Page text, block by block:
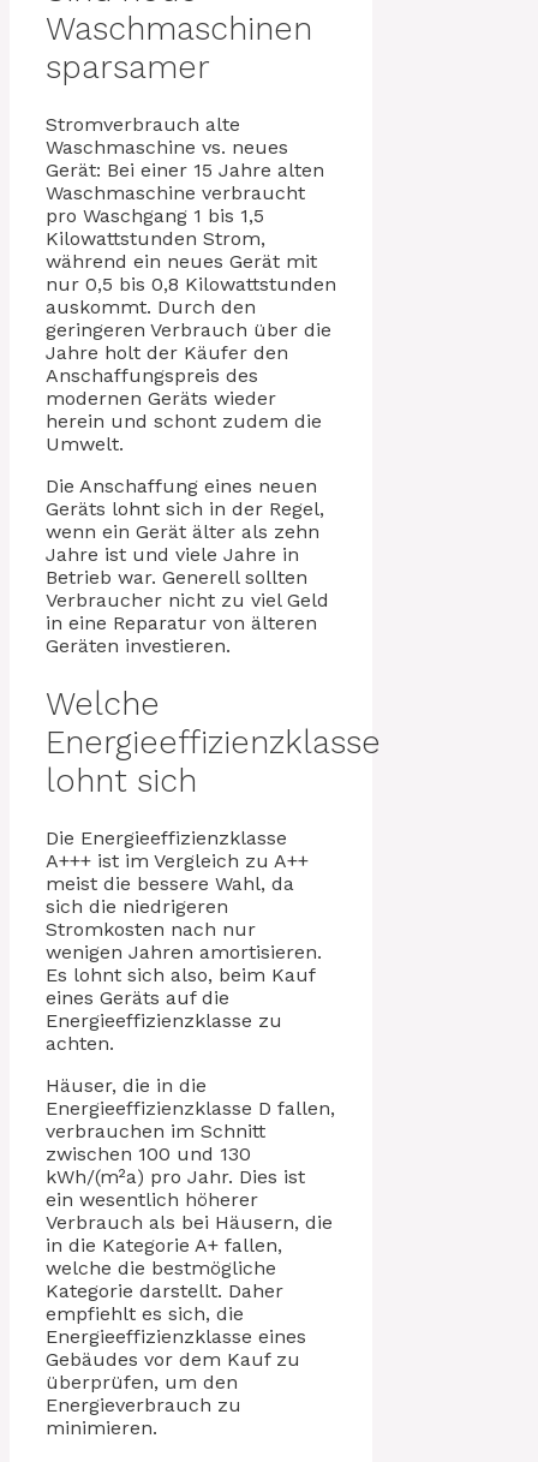
Waschmaschinen
sparsamer
Stromverbrauch alte
Waschmaschine vs. neues
Gerät: Bei einer 15 Jahre alten
Waschmaschine verbraucht
pro Waschgang 1 bis 1,5
Kilowattstunden Strom,
während ein neues Gerät mit
nur 0,5 bis 0,8 Kilowattstunden
auskommt. Durch den
geringeren Verbrauch über die
Jahre holt der Käufer den
Anschaffungspreis des
modernen Geräts wieder
herein und schont zudem die
Umwelt.
Die Anschaffung eines neuen
Geräts lohnt sich in der Regel,
wenn ein Gerät älter als zehn
Jahre ist und viele Jahre in
Betrieb war. Generell sollten
Verbraucher nicht zu viel Geld
in eine Reparatur von älteren
Geräten investieren.
Welche
Energieeffizienzklasse
lohnt sich
Die Energieeffizienzklasse
A+++ ist im Vergleich zu A++
meist die bessere Wahl, da
sich die niedrigeren
Stromkosten nach nur
wenigen Jahren amortisieren.
Es lohnt sich also, beim Kauf
eines Geräts auf die
Energieeffizienzklasse zu
achten.
Häuser, die in die
Energieeffizienzklasse D fallen,
verbrauchen im Schnitt
zwischen 100 und 130
kWh/(m²a) pro Jahr. Dies ist
ein wesentlich höherer
Verbrauch als bei Häusern, die
in die Kategorie A+ fallen,
welche die bestmögliche
Kategorie darstellt. Daher
empfiehlt es sich, die
Energieeffizienzklasse eines
Gebäudes vor dem Kauf zu
überprüfen, um den
Energieverbrauch zu
minimieren.